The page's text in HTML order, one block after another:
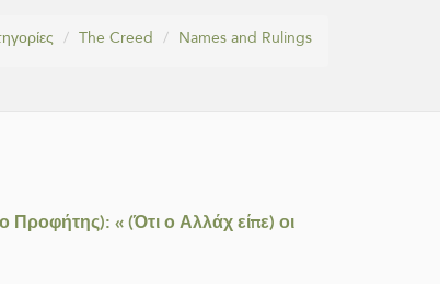
The Creed Names and Rulings
Προφήτης): « (Ότι ο Αλλάχ είπε) οι